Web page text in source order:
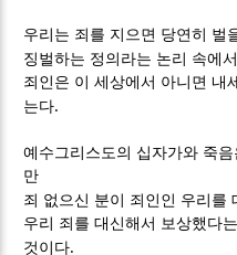
우리는 죄를 지으면 당연히 벌
징벌하는 정의라는 논리 속에
죄인은 이 세상에서 아니면 내
는다.
예수그리스도의 십자가와 죽
만
죄 없으신 분이 죄인인 우리를
우리 죄를 대신해서 보상했다
것이다.
Sketchbook5,
Sketchbook5,